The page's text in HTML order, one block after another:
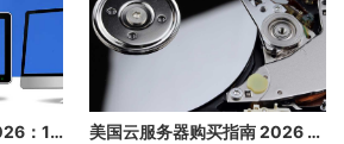
美国云服务器价格表 2026：1 核/2 核/4 核/8 核配置每月多少钱？ 美国云服务器购买指南 2026 - 高性价比海外云主机推荐